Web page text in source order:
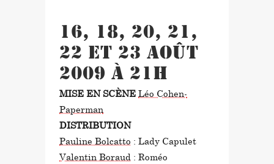
16, 18, 20, 21,
22 et 23 août
2009 à 21h
MISE EN SCÈNE Léo Cohen-
Paperman
DISTRIBUTION
Pauline Bolcatto : Lady Capulet
Valentin Boraud : Roméo